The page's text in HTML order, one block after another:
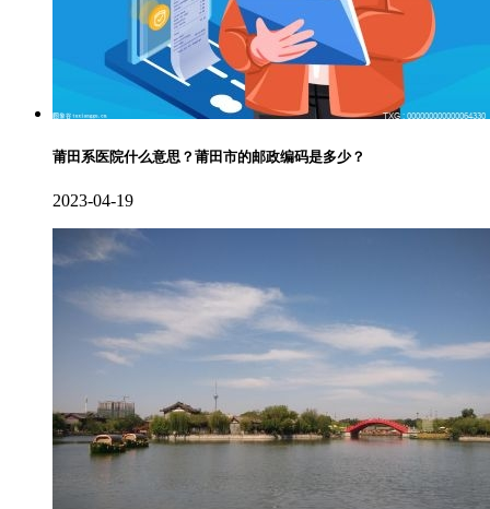
莆田系医院什么意思？莆田市的邮政编码是多少？
2023-04-19